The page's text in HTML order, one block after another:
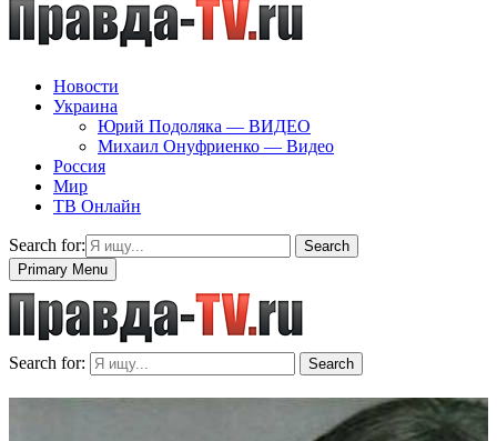
Новости
Украина
Юрий Подоляка — ВИДЕО
Михаил Онуфриенко — Видео
Россия
Мир
ТВ Онлайн
Search for:
Search
Primary Menu
Search for: Search